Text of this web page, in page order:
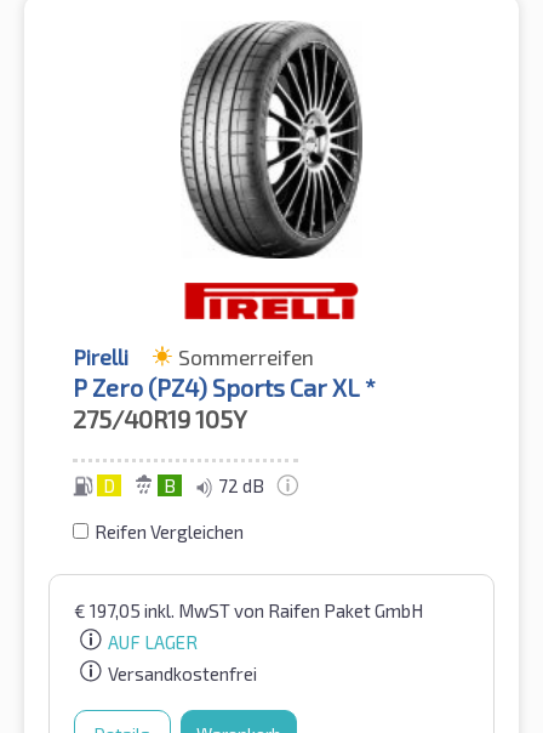
Pirelli Sommerreifen
P Zero (PZ4) Sports Car XL *
275/40R19105Y
D B 72 dB
Reifen Vergleichen
€ 197,05 inkl. MwSTvon Raifen Paket GmbH
AUF LAGER
Versandkostenfrei